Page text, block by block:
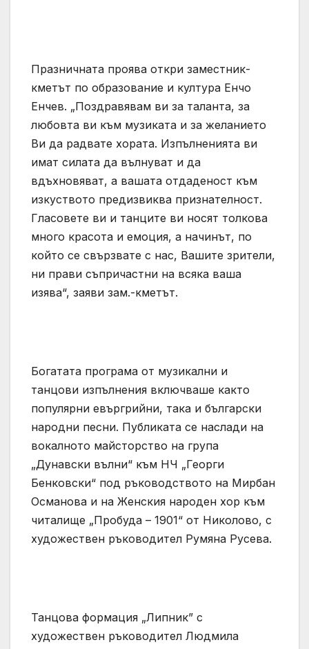
Празничната проява откри заместник-
кметът по образование и култура Енчо
Енчев. „Поздравявам ви за таланта, за
любовта ви към музиката и за желанието
Ви да радвате хората. Изпълненията ви
имат силата да вълнуват и да
вдъхновяват, а вашата отдаденост към
изкуството предизвиква признателност.
Гласовете ви и танците ви носят толкова
много красота и емоция, а начинът, по
който се свързвате с нас, Вашите зрители,
ни прави съпричастни на всяка ваша
изява“, заяви зам.-кметът.
Богатата програма от музикални и
танцови изпълнения включваше както
популярни евъргрийни, така и български
народни песни. Публиката се наслади на
вокалното майсторство на група
„Дунавски вълни“ към НЧ „Георги
Бенковски“ под ръководството на Мирбан
Османова и на Женския народен хор към
читалище „Пробуда – 1901“ от Николово, с
художествен ръководител Румяна Русева.
Танцова формация „Липник” с
художествен ръководител Людмила